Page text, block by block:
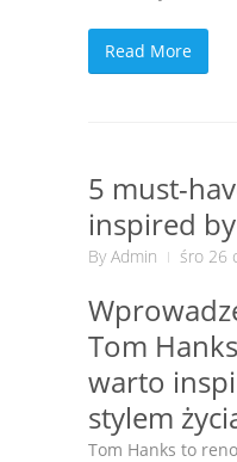
Read More
5 must-
inspired
ByAdmin śro 26
Tom
warto
stylem
Tom Hanks to